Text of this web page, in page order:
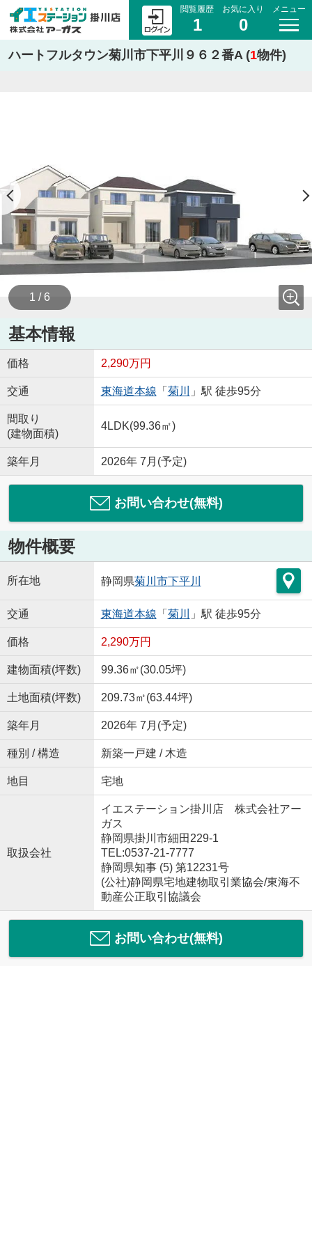
閲覧履歴
1
お気に入り
0
メニュー
ハートフルタウン菊川市下平川９６２番A (1物件)
1 / 6
基本情報
価格 2,290万円
交通 東海道本線 「 菊川 」駅 徒歩95分
間取り
(建物面積)
4LDK(99.36㎡)
築年月 2026年 7月(予定)
お問い合わせ(無料)
物件概要
所在地 静岡県菊川市下平川
交通 東海道本線 「 菊川 」駅 徒歩95分
価格 2,290万円
建物面積(坪数) 99.36㎡(30.05坪)
土地面積(坪数) 209.73㎡(63.44坪)
築年月 2026年 7月(予定)
種別 / 構造 新築一戸建 / 木造
地目 宅地
取扱会社
イエステーション掛川店 株式会社アー
ガス
静岡県掛川市細田229-1
TEL:0537-21-7777
静岡県知事 (5) 第12231号
(公社)静岡県宅地建物取引業協会/東海不
動産公正取引協議会
お問い合わせ(無料)